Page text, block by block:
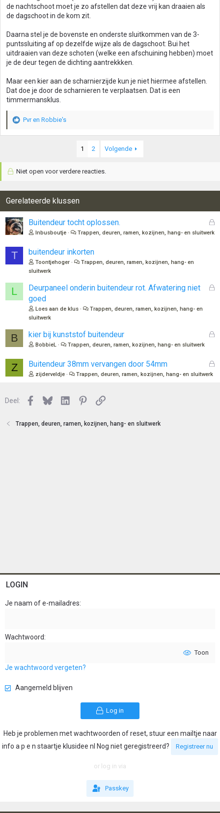
de nachtschoot moet je zo afstellen dat deze vrij kan draaien als
de dagschoot in de kom zit.
Daarna stel je de bovenste en onderste sluitkommen van de 3-
puntssluiting af op dezelfde wijze als de dagschoot: Bui het
uitdraaien van deze schoten (welke een afschuining hebben) moet
je de deur tegen de dichting aantrekkken.
Maar een kier aan de scharnierzijde kun je niet hiermee afstellen.
Dat doe je door de scharnieren te verplaatsen. Dat is een
timmermansklus.
W
e
r
g
e
n
:
Pvren Robbie's
1 2 Volgende
Niet open voor verdere reacties.
Gerelateerde klussen
G
e
n
Buitendeur tocht oplossen.
Inbusboutje Trappen, deuren, ramen, kozijnen, hang- en sluitwerk
T buitendeur inkorten
Toontjehoger
Trappen, deuren, ramen, kozijnen, hang- en
sluitwerk
L
G
t
Deurpaneel onderin buitendeur rot. Afwatering niet
goed
Loes aan de klus
Trappen, deuren, ramen, kozijnen, hang- en
sluitwerk
B
G
kier bij kunststof buitendeur
BobbieL Trappen, deuren, ramen, kozijnen, hang- en sluitwerk
Z
G
Buitendeur 38mm vervangen door 54mm
zijderveldje Trappen, deuren, ramen, kozijnen, hang- en sluitwerk
Deel: Facebook
BlueskyLinkedInPinterest
Link
Trappen, deuren, ramen, kozijnen, hang- en sluitwerk
LOGIN
Je naam of e-mailadres
Wachtwoord
Toon
Je wachtwoord vergeten?
Aangemeld blijven
Log in
Heb je problemen met wachtwoorden of reset, stuur een mailtje naar
info a p e n staartje klusidee nl Nog niet geregistreerd?
Registreer nu
or log in via
Passkey